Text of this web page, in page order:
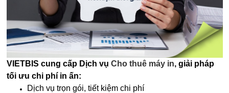
VIETBIS cung cấp Dịch vụ Cho thuê máy in, giải pháp
tối ưu chi phí in ấn:
Dịch vụ trọn gói, tiết kiệm chi phí